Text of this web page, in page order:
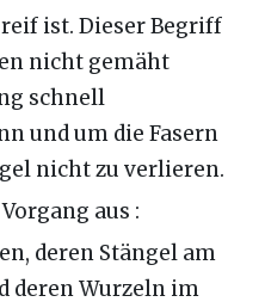
ist. Dieser Begriff
nicht gemäht
schnell
und um die Fasern
nicht zu verlieren.
aus :
deren Stängel am
deren Wurzeln im